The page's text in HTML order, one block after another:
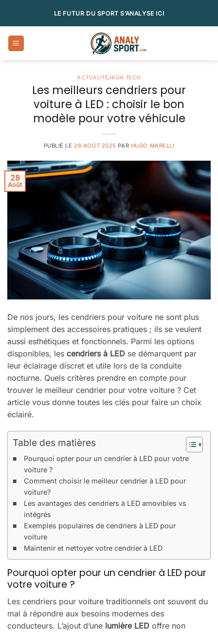
LE FUTUR DU SPORT S’ANALYSE ICI
ACTUALITÉ,HIGH TECH
Les meilleurs cendriers pour
voiture à LED : choisir le bon
modèle pour votre véhicule
PUBLIÉ LE 28 AOÛT 2025 PAR HUGO MARELLI
28
Août
De nos jours, les cendriers pour voiture ne sont plus
simplement des accessoires pratiques ; ils se veulent
aussi esthétiques et fonctionnels. Parmi les options
disponibles, les cendriers à LED se démarquent par
leur éclairage discret et utile lors de la conduite
nocturne. Quels critères prendre en compte pour
trouver le meilleur cendrier pour votre voiture ? Cet
article vous donne toutes les clés pour faire un choix
éclairé.
Table des matières
Pourquoi opter pour un cendrier à LED pour votre
voiture ?
Comment choisir le meilleur cendrier à LED pour
voiture?
Les avantages des cendriers à LED amovibles vs
intégrés
Exemples populaires de cendriers à LED pour
voiture
Maintenir et nettoyer votre cendrier à LED
Pourquoi opter pour un cendrier à LED pour
votre voiture ?
Les cendriers pour voiture traditionnels ont souvent du
mal à répondre aux besoins modernes des
conducteurs. L’ajout d’une lumière LED offre non